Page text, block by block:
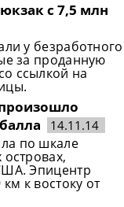
с 7,5 млн
у безработного
за проданную
ссылкой на
14.11.14
по шкале
Эпицентр
к востоку от